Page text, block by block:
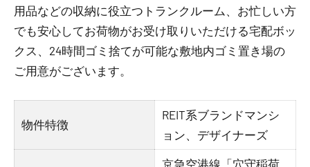
用品などの収納に役立つトランクルーム、お忙しい方
でも安心してお荷物がお受け取りいただける宅配ボッ
クス、24時間ゴミ捨てが可能な敷地内ゴミ置き場の
ご用意がございます。
物件特徴
REIT系ブランドマンシ
ョン、デザイナーズ
京急空港線「穴守稲荷